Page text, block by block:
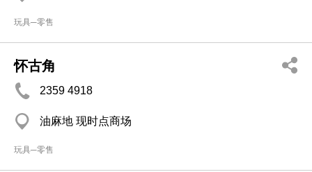
玩具─零售
怀古角
2359 4918
油麻地 现时点商场
玩具─零售